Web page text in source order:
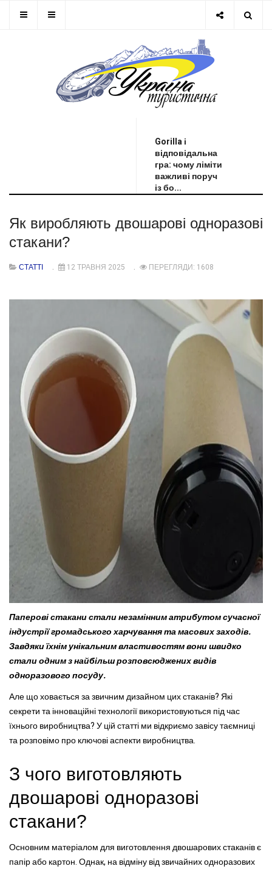
Gorilla і
відповідальна
гра: чому ліміти
важливі поруч
із бо...
Як виробляють двошарові одноразові
стакани?
СТАТТІ 12 ТРАВНЯ 2025 ПЕРЕГЛЯДИ: 1608
Паперові стакани стали незамінним атрибутом сучасної
індустрії громадського харчування та масових заходів.
Завдяки їхнім унікальним властивостям вони швидко
стали одним з найбільш розповсюджених видів
одноразового посуду.
Але що ховається за звичним дизайном цих стаканів? Які
секрети та інноваційні технології використовуються під час
їхнього виробництва? У цій статті ми відкриємо завісу таємниці
та розповімо про ключові аспекти виробництва.
З чого виготовляють
двошарові одноразові
стакани?
Основним матеріалом для виготовлення двошарових стаканів є
папір або картон. Однак, на відміну від звичайних одноразових